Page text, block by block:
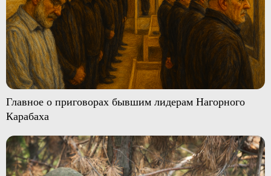
Главное о приговорах бывшим лидерам Нагорного
Карабаха